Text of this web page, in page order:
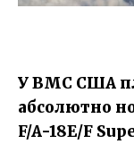
У ВМС США
абсолютно
F/A-18E/F